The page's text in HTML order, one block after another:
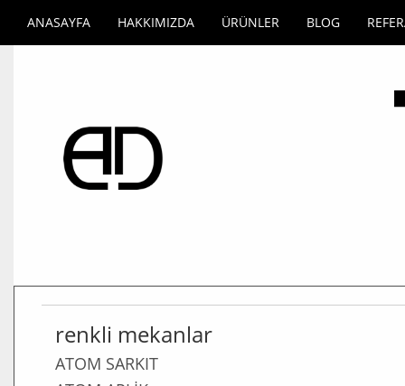
ANASAYFA HAKKIMIZDA ÜRÜNLER BLOG
renkli mekanlar
ATOM SARKIT